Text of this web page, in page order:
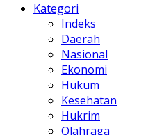
Kategori
Indeks
Daerah
Nasional
Ekonomi
Hukum
Kesehatan
Hukrim
Olahraga